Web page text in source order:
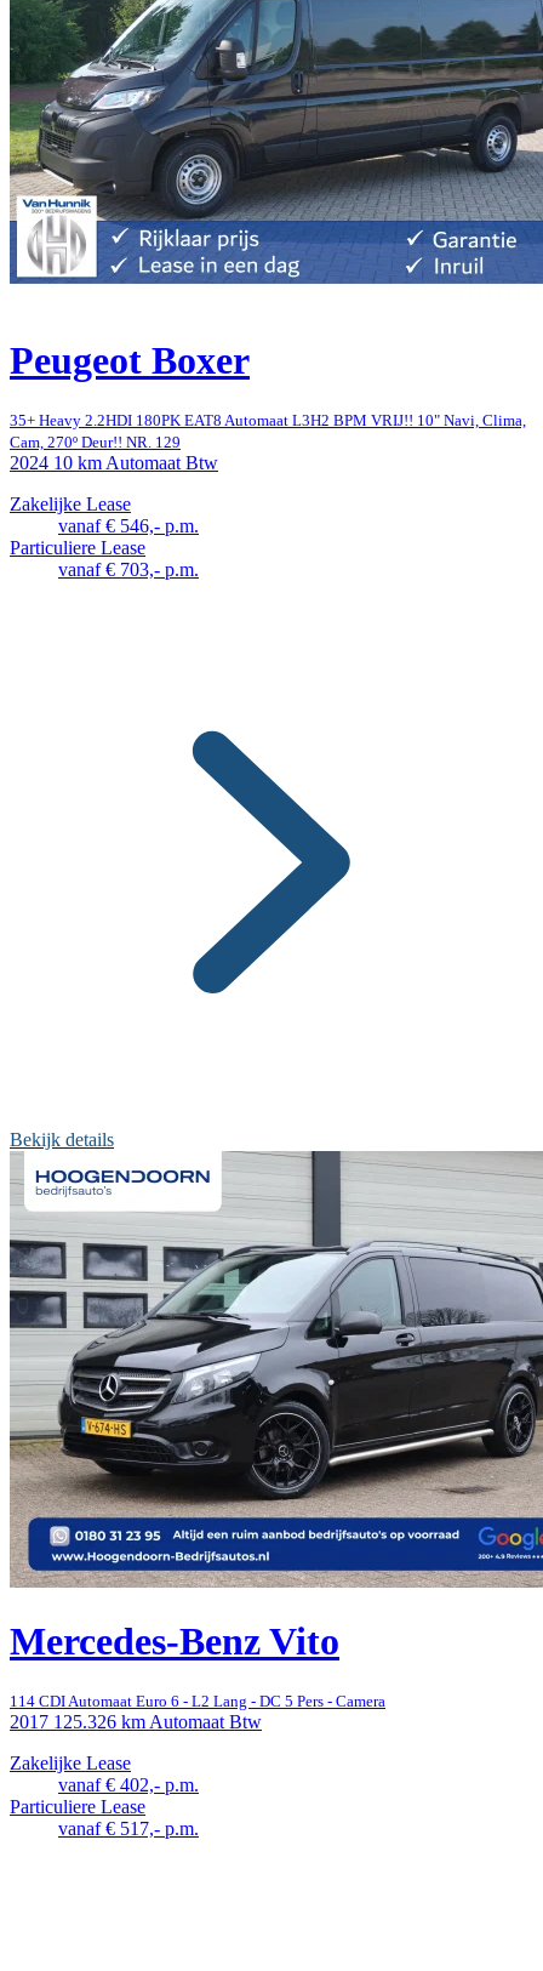
Peugeot Boxer
35+ Heavy 2.2HDI 180PK EAT8 Automaat L3H2 BPM VRIJ!! 10" Navi, Clima,
Cam, 270º Deur!! NR. 129
2024 10 kmAutomaatBtw
Zakelijke Lease
vanaf € 546,- p.m.
Particuliere Lease
vanaf € 703,- p.m.
Bekijk details
Mercedes-Benz Vito
114 CDI Automaat Euro 6 - L2 Lang - DC 5 Pers - Camera
2017 125.326 km Automaat Btw
Zakelijke Lease
vanaf € 402,- p.m.
Particuliere Lease
vanaf € 517,- p.m.